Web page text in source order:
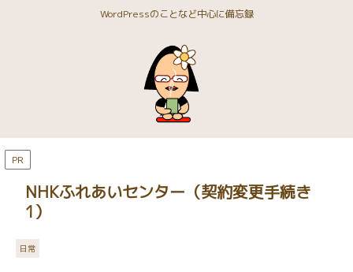
WordPressのことなど中心に備忘録
PR
NHKふれあいセンター（契約変更手続き
1）
日常